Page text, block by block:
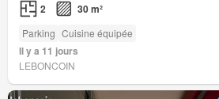
2 30 m²
Parking Cuisine équipée
Il y a 11 jours
LEBONCOIN